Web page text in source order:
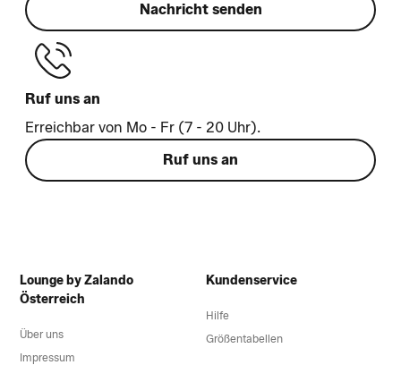
Nachricht senden
Ruf uns an
Erreichbar von Mo - Fr (7 - 20 Uhr).
Ruf uns an
Lounge by Zalando
Österreich
Über uns
Impressum
Kundenservice
Hilfe
Größentabellen